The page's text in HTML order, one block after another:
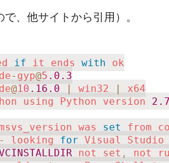
、他サイトから引用）。
if it ends with ok
- gyp@5 .0 .3
@10 .16 .0 | win32 |
x64
using Python version
was set
from
- looking for Visual
not set ,
not